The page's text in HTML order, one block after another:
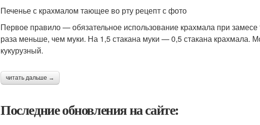
Печенье с крахмалом тающее во рту рецепт с фото
Первое правило — обязательное использование крахмала при
раза меньше, чем муки. На 1,5 стакана муки — 0,5 стакана крахмала.
кукурузный.
читать дальше →
Последние обновления на сайте: